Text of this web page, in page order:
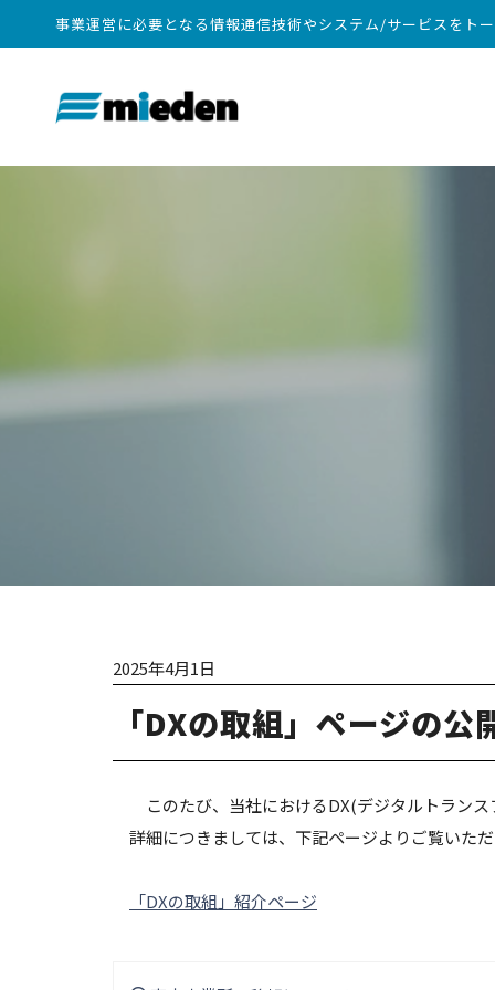
事業運営に必要となる情報通信技術やシステム/サービスをト
2025年4月1日
「DXの取組」ページの公
このたび、当社におけるDX(デジタルトランス
詳細につきましては、下記ページよりご覧いただ
「DXの取組」紹介ページ